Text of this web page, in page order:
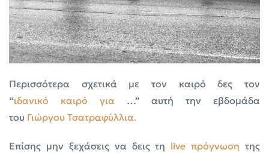
Περισσότερα σχετικά με τον καιρό δες τον
“ιδανικό καιρό για…” αυτή την εβδομάδα
του Γιώργου Τσατραφύλλια.
Επίσης μην ξεχάσεις να δεις τη live πρόγνωση της